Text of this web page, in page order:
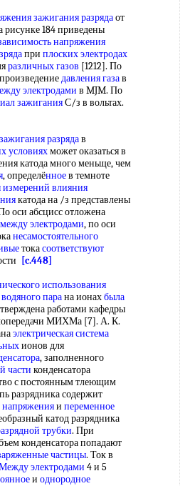
зажигания разрядаот
рисунке 184 приведены
напряжения
при плоских электродах
различных газов [1212]. По
давления газав
электродами в MJM. По
зажиганияС/з в вольтах.
разрядав
условияхможет оказаться в
катода много меньще, чем
, определённоев темноте
измерений влияния
катода на /з представлены
оси абсцисс отложена
между электродами, по оси
несамостоятельного
токасоответствуют
[c.448]
использования
парана ионахбыла
работами кафедры
МИХМа [7]. А. К.
электрическая система
ионов для
, заполненного
части конденсатора
с постоянным тлеющим
разрядника содержит
напряженияи переменное
катод разрядника
трубки. При
конденсатора попадают
частицы. Ток в
электродами 4 и 5
и однородное